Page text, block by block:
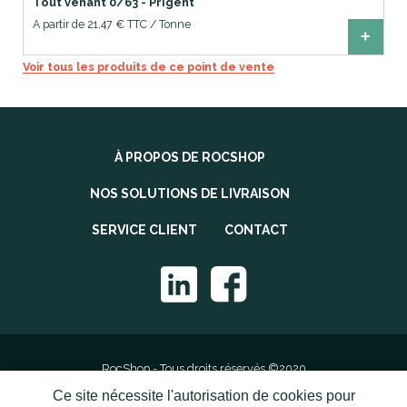
A partir de 21,47 € TTC / Tonne
+
Voir tous les produits de ce point de vente
À PROPOS DE ROCSHOP
NOS SOLUTIONS DE LIVRAISON
SERVICE CLIENT CONTACT
RocShop - Tous droits réservés ©2020
Mentions légales
Ce site nécessite l'autorisation de cookies pour